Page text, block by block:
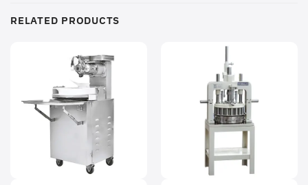
RELATED PRODUCTS